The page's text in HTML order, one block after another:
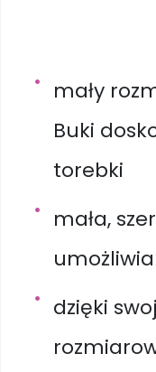
mały
Buki
torebki
mała,
dzięki